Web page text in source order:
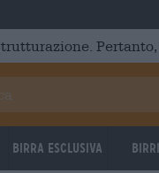
Birra Esclusiva